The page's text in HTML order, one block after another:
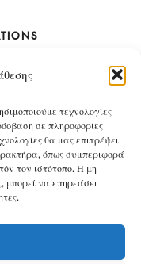
τεχνολογίες
σε πληροφορίες
θα μας επιτρέψει
όπως συμπεριφορά
τον ιστότοπο. Η μη
μπορεί να επηρεάσει